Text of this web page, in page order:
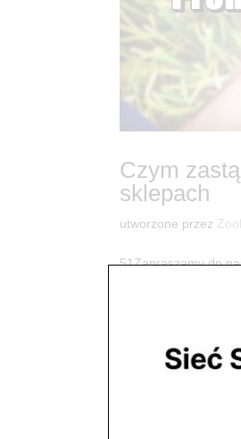
Czym
sklepach
utworzone przez
51Zapraszamy do